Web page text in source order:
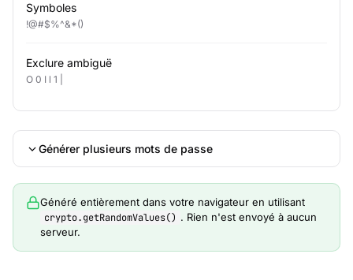
Symboles
!@#$%^&*()
Exclure ambiguë
O 0 I l 1 |
Générer plusieurs mots de passe
Généré entièrement dans votre navigateur en utilisant
crypto.getRandomValues() . Rien n'est envoyé à aucun
serveur.